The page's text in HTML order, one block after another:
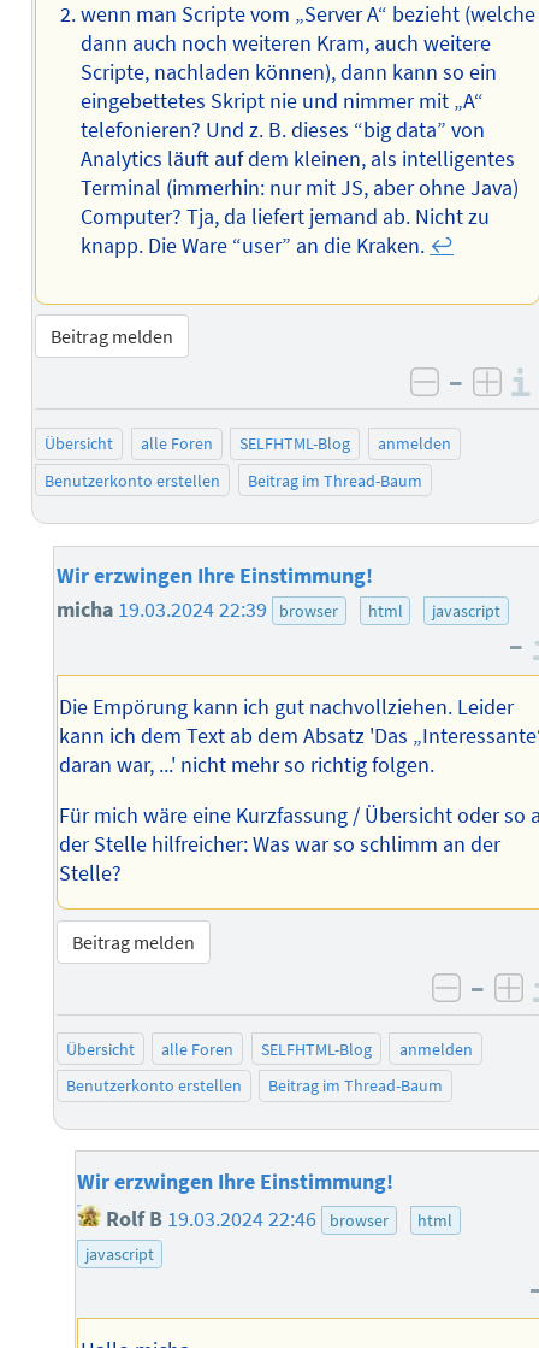
wenn man Scripte vom „Server A“ bezieht (welche
dann auch noch weiteren Kram, auch weitere
Scripte, nachladen können), dann kann so ein
eingebettetes Skript nie und nimmer mit „A“
telefonieren? Und z. B. dieses “big data” von
Analytics läuft auf dem kleinen, als intelligentes
Terminal (immerhin: nur mit JS, aber ohne Java)
Computer? Tja, da liefert jemand ab. Nicht zu
knapp. Die Ware “user” an die Kraken. ↩︎
Beitrag melden
negativ
–
Übersicht alle Foren SELFHTML-Blog
anmelden
Benutzerkonto erstellen
Beitrag im Thread-Baum
Wir erzwingen Ihre Einstimmung!
micha 19.03.2024 22:39 browser html javascript
–
Die Empörung kann ich gut nachvollziehen. Leider
kann ich dem Text ab dem Absatz 'Das
daran war, ...' nicht mehr so richtig folgen.
Für mich wäre eine Kurzfassung / Übersicht oder so
der Stelle hilfreicher: Was war so schlimm an der
Stelle?
Beitrag melden
–
Übersicht alle Foren SELFHTML-Blog
anmelden
Benutzerkonto erstellen
Beitrag im Thread-Baum
Wir erzwingen Ihre Einstimmung!
Rolf B 19.03.2024 22:46 browser
html
javascript